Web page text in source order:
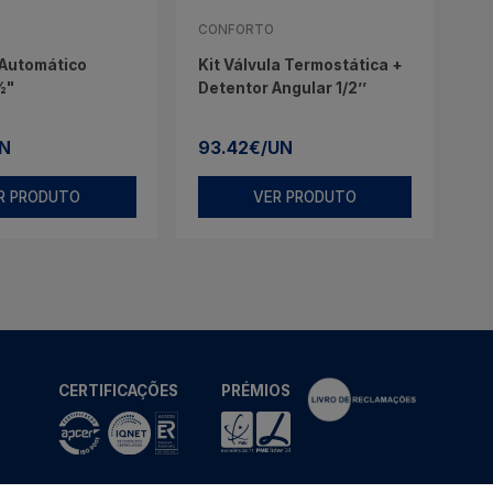
PRODUTO
CONFORTO
Kit Válvula Termostática +
Detentor Angular 1/2’’
93.42€/UN
VER PRODUTO
CERTIFICAÇÕES PRÉMIOS